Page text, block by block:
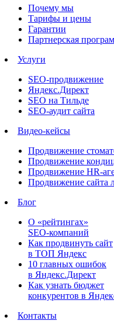
Почему мы
Тарифы и цены
Гарантии
Партнерская
Услуги
SEO-продвижение
Яндекс.Директ
SEO на Тильде
SEO-аудит сайта
Видео-кейсы
Продвижение
Продвижение
Продвижение HR-
Продвижение сайта
Блог
О «рейтингах»
SEO-компаний
Как продвинуть сайт
в ТОП Яндекс
10 главных ошибок
в Яндекс.Директ
Как узнать бюджет
конкурентов в
Контакты